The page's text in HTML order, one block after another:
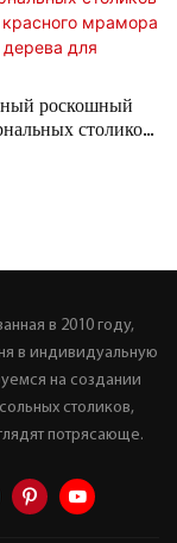
роскошный
столиков
в 2010 году,
в индивидуальную
на создании
столиков,
потрясающе.